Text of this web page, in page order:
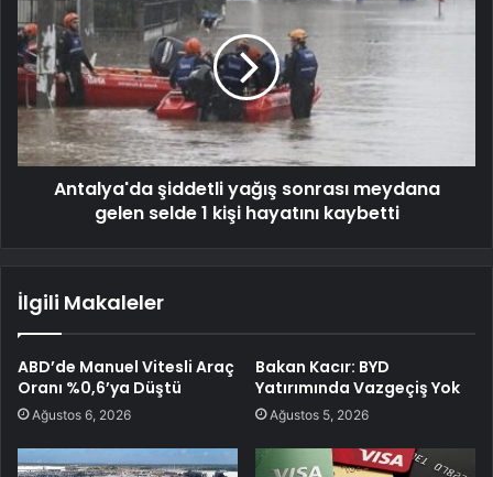
Antalya'da şiddetli yağış sonrası meydana
gelen selde 1 kişi hayatını kaybetti
İlgili Makaleler
ABD’de Manuel Vitesli Araç
Oranı %0,6’ya Düştü
Ağustos 6, 2026
Bakan Kacır: BYD
Yatırımında Vazgeçiş Yok
Ağustos 5, 2026